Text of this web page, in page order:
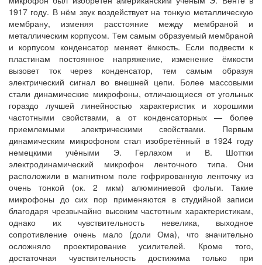
1917 году. В нём звук воздействует на тонкую металлическую
мембрану, изменяя расстояние между мембраной и
металлическим корпусом. Тем самым образуемый мембраной
и корпусом конденсатор меняет ёмкость. Если подвести к
пластинам постоянное напряжение, изменение ёмкости
вызовет ток через конденсатор, тем самым образуя
электрический сигнал во внешней цепи. Более массовыми
стали динамические микрофоны, отличающиеся от угольных
гораздо лучшей линейностью характеристик и хорошими
частотными свойствами, а от конденсаторных — более
приемлемыми электрическими свойствами. Первым
динамическим микрофоном стал изобретённый в 1924 году
немецкими учёными Э. Герлахом и В. Шоттки
электродинамический микрофон ленточного типа. Они
расположили в магнитном поле гофрированную ленточку из
очень тонкой (ок. 2 мкм) алюминиевой фольги. Такие
микрофоны до сих пор применяются в студийной записи
благодаря чрезвычайно высоким частотным характеристикам,
однако их чувствительность невелика, выходное
сопротивление очень мало (доли Ома), что значительно
осложняло проектирование усилителей. Кроме того,
достаточная чувствительность достижима только при